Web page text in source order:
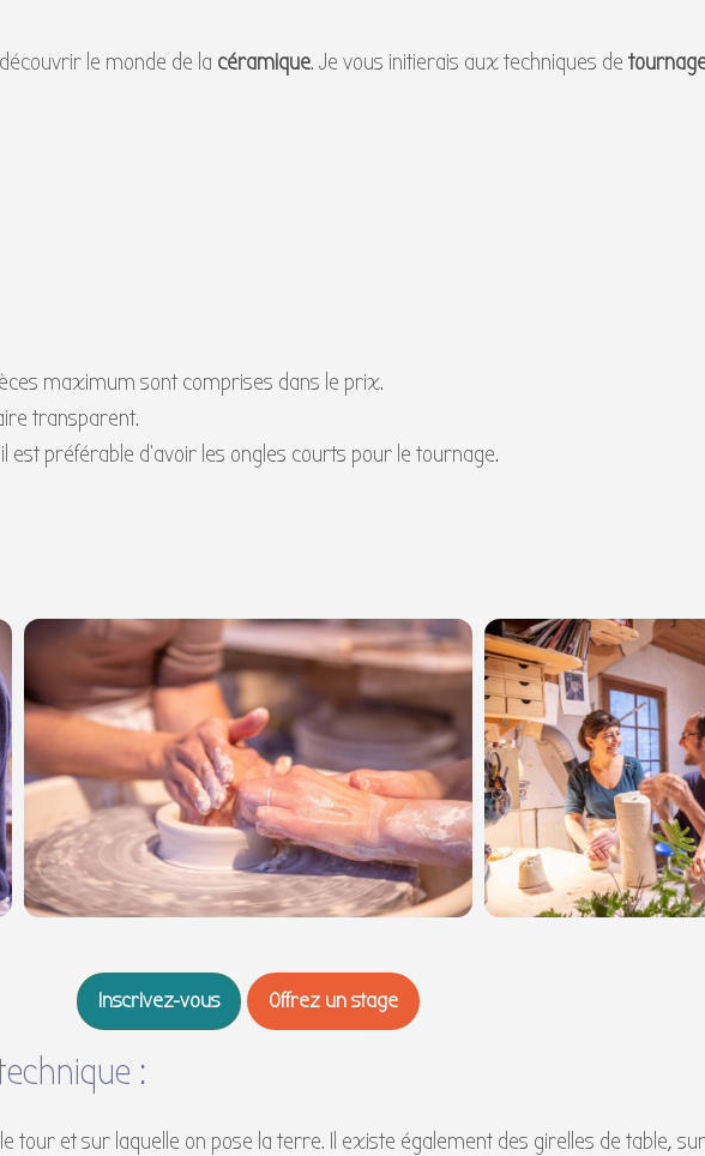
le monde de la céramique. Je vous initierais aux techniques de
maximum sont comprises dans le prix.
transparent.
est préférable d’avoir les ongles courts pour le tournage.
Inscrivez-vous Offrez un stage
:
tour et sur laquelle on pose la terre. Il existe également des girelles de table,